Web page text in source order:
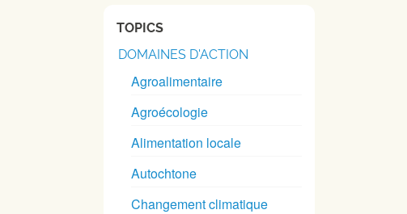
TOPICS
DOMAINES D'ACTION
Agroalimentaire
Agroécologie
Alimentation locale
Autochtone
Changement climatique